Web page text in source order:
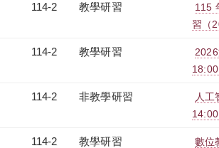
114-2 教學研習
115
習（
114-2 教學研習
114-2 非教學研習
人
114-2 教學研習
數位